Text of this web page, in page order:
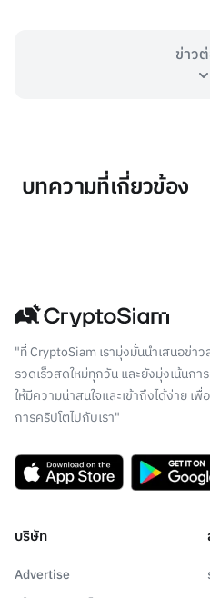
ข่าว
บทความที่เกี่ยวข้อง
"ที่ CryptoSiam เรามุ่งมั่นนำเสนอข่า
รวดเร็วสดใหม่ทุกวัน และยังมุ่งเน้นกา
ให้มีความน่าสนใจและเข้าถึงได้ง่าย เ
การคริปโตไปกับเรา"
บริษัท
Advertise